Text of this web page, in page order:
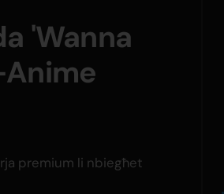
'Wanna
premium li nbiegħet